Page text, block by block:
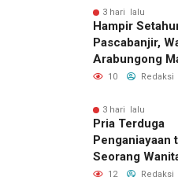
Jalur Resmi
3 hari lalu
Hampir
Pascabanjir,
Arabungong
Menunggu
10 Redaksi
3 hari lalu
Pria Terduga
Penganiayaan
Seorang
Ditangkap Polisi
12 Redaksi